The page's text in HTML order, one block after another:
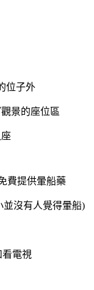
位子外
景的座位區
費提供暈船藥
並沒有人覺得暈船)
電視